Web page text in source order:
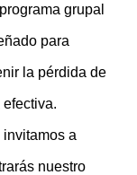
grupal
para
la pérdida de
a
nuestro